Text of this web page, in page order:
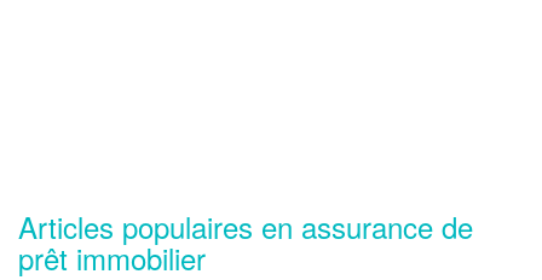
Articles populaires en assurance de
prêt immobilier